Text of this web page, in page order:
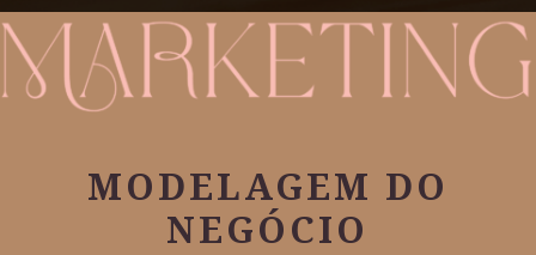
MODELAGEM DO
NEGÓCIO